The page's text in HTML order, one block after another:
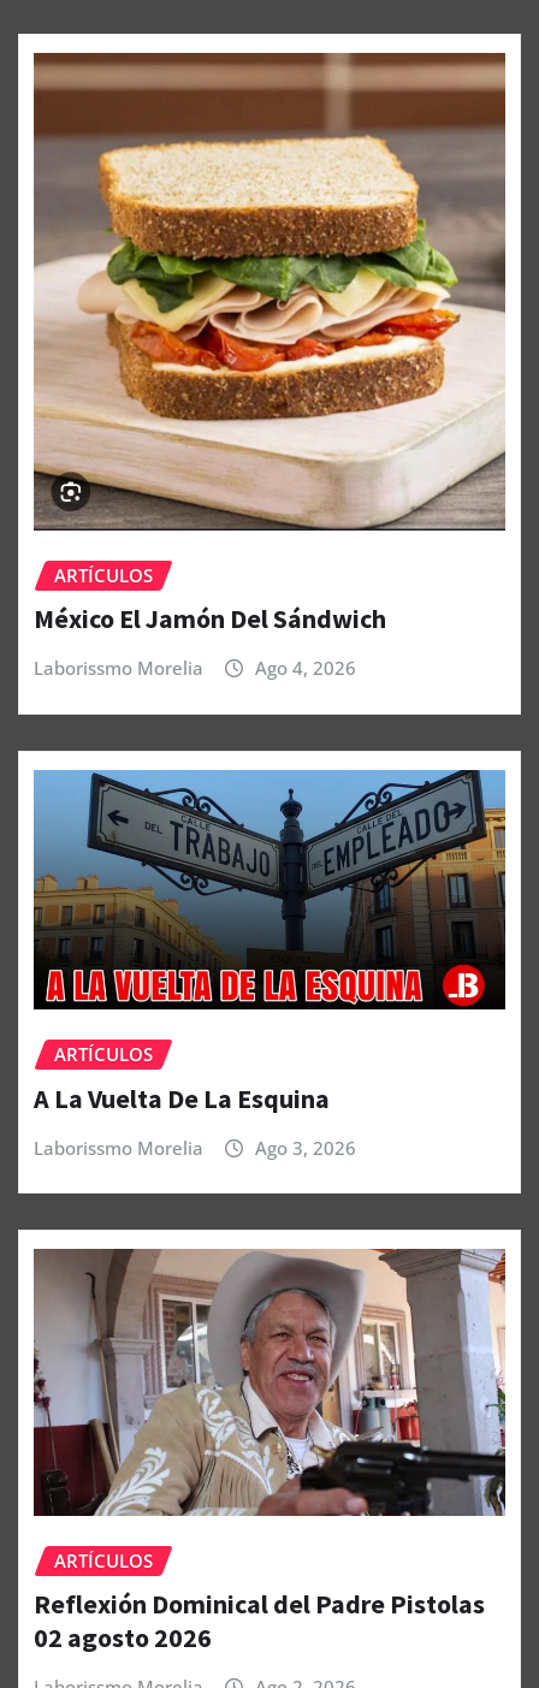
ARTÍCULOS
México El Jamón Del Sándwich
Laborissmo Morelia Ago 4, 2026
ARTÍCULOS
A La Vuelta De La Esquina
Laborissmo Morelia Ago 3, 2026
ARTÍCULOS
Reflexión Dominical del Padre Pistolas
02 agosto 2026